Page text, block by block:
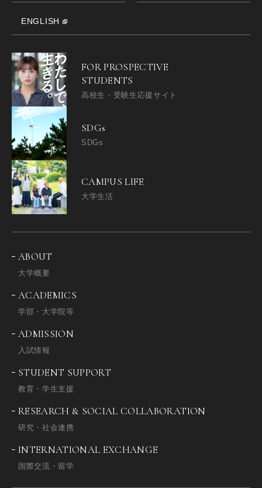
ENGLISH
FOR PROSPECTIVE
STUDENTS
高校生・受験生応援サイト
SDGs
SDGs
CAMPUS LIFE
大学生活
ABOUT
大学概要
ACADEMICS
学部・大学院等
ADMISSION
入試情報
STUDENT SUPPORT
教育・学生支援
RESEARCH & SOCIAL COLLABORATION
研究・社会連携
INTERNATIONAL EXCHANGE
国際交流・留学